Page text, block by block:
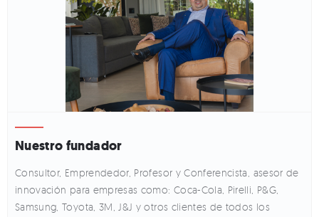
Nuestro fundador
Consultor, Emprendedor, Profesor y Conferencista, asesor de
innovación para empresas como: Coca-Cola, Pirelli, P&G,
Samsung, Toyota, 3M, J&J y otros clientes de todos los